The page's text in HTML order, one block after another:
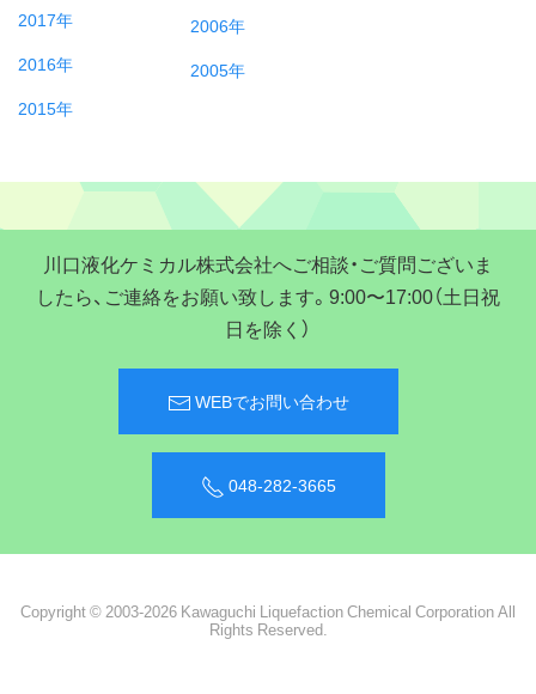
2017年
2016年
2015年
2006年
2005年
川口液化ケミカル株式会社へご相談・ご質問ございま
したら、ご連絡をお願い致します。9:00〜17:00（土日祝
日を除く）
WEBでお問い合わせ
048-282-3665
Copyright © 2003-2026 Kawaguchi Liquefaction Chemical Corporation All
Rights Reserved.